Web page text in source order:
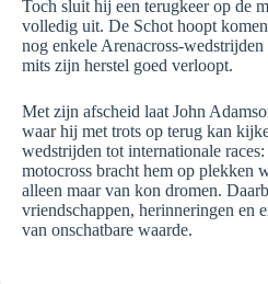
Toch sluit hij een terugkeer op de
volledig uit. De Schot hoopt
nog enkele Arenacross-
mits zijn herstel goed verloopt.
Met zijn afscheid laat John
waar hij met trots op terug kan
wedstrijden tot internationale
motocross bracht hem op plekken
alleen maar van kon dromen.
vriendschappen, herinneringen en
van onschatbare waarde.